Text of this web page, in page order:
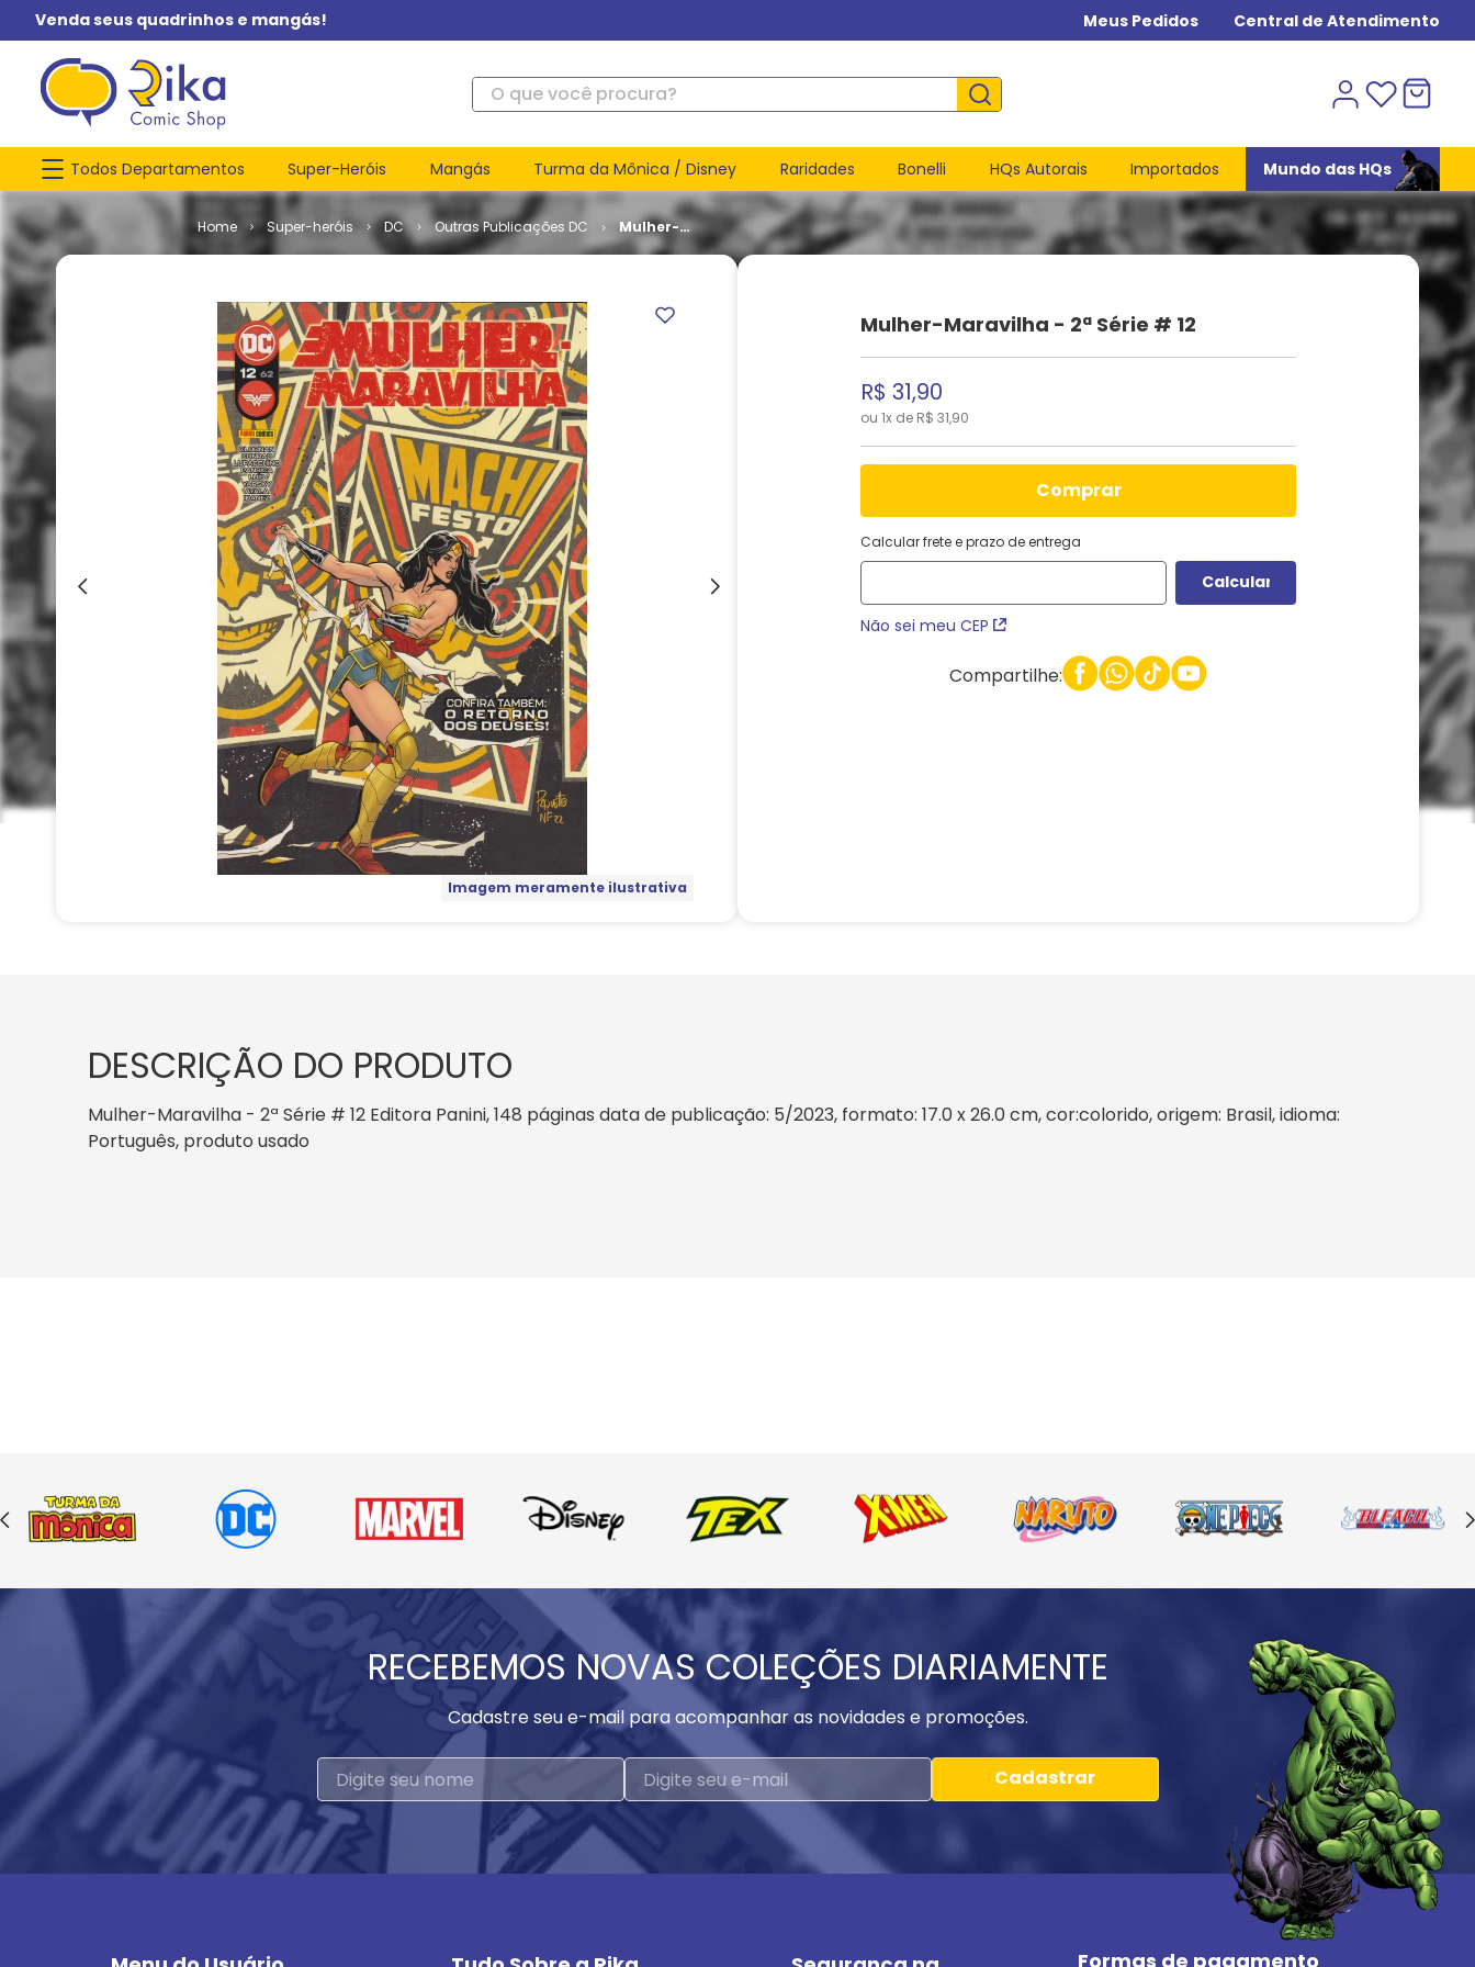
Venda seus quadrinhos e mangás! Meus Pedidos Central de Atendimento
O que você procura?
Todos Departamentos Super-Heróis Mangás Turma da Mônica / Disney Raridades Bonelli HQs Autorais Importados Mundo das HQs
Super-heróis DC Outras Publicações DC
Mulher-
Maravilha
Imagem meramente ilustrativa
Mulher-Maravilha - 2ª Série # 12
R$ 31,90
ou 1x de R$ 31,90
comprar
Calcular frete e prazo de entrega
Não sei meu CEP
Compartilhe:
DESCRIÇÃO DO PRODUTO
Mulher-Maravilha - 2ª Série # 12 Editora Panini, 148 páginas data de publicação: 5/2023, formato: 17.0 x 26.0 cm, cor:colorido, origem: Brasil, idioma:
Português, produto usado
RECEBEMOS NOVAS COLEÇÕES DIARIAMENTE
Cadastre seu e-mail para acompanhar as novidades e promoções.
Cadastrar
Formas de pagamento